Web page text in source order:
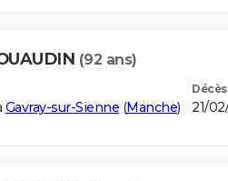
(92 ans)
Gavray-sur-Sienne (Manche)
Décès
21/